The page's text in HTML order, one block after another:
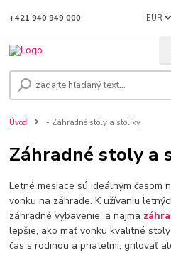
EUR
+421 940 949 000
Úvod - Záhradné stoly a stolíky
Záhradné stoly a
Letné mesiace sú ideálnym časom
vonku na záhrade. K užívaniu
záhradné vybavenie, a najmä
lepšie, ako mať vonku kvalitné
čas s rodinou a priateľmi, grilovať